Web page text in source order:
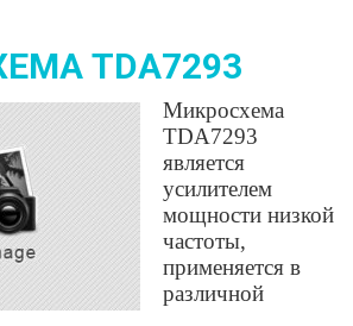
TDA7293
Микросхема
TDA7293
является
усилителем
мощности низкой
частоты,
применяется в
различной